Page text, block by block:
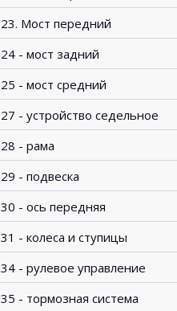
23. Мост передний
24 - мост задний
25 - мост средний
27 - устройство седельное
28 - рама
29 - подвеска
30 - ось передняя
31 - колеса и ступицы
34 - рулевое управление
35 - тормозная система